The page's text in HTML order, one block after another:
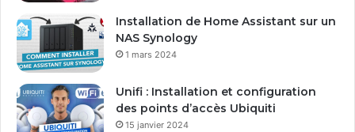
s
e
m
a
Installation de Home Assistant sur un
NAS Synology
1 mars 2024
Unifi : Installation et configuration
des points d’accès Ubiquiti
15 janvier 2024